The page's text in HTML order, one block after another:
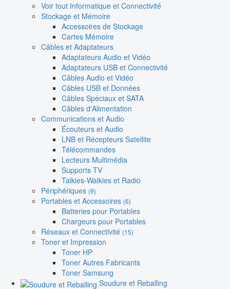
Voir tout Informatique et Connectivité
Stockage et Mémoire
Accessoires de Stockage
Cartes Mémoire
Câbles et Adaptateurs
Adaptateurs Audio et Vidéo
Adaptateurs USB et Connectivité
Câbles Audio et Vidéo
Câbles USB et Données
Câbles Spéciaux et SATA
Câbles d'Alimentation
Communications et Audio
Écouteurs et Audio
LNB et Récepteurs Satellite
Télécommandes
Lecteurs Multimédia
Supports TV
Talkies-Walkies et Radio
Périphériques (9)
Portables et Accessoires (6)
Batteries pour Portables
Chargeurs pour Portables
Réseaux et Connectivité (15)
Toner et Impression
Toner HP
Toner Autres Fabricants
Toner Samsung
Soudure et Reballing